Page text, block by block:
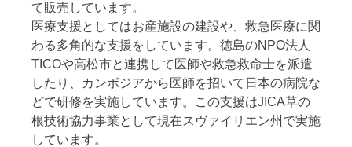
て販売しています。
医療支援としてはお産施設の建設や、救急医療に関
わる多角的な支援をしています。徳島のNPO法人
TICOや高松市と連携して医師や救急救命士を派遣
したり、カンボジアから医師を招いて日本の病院な
どで研修を実施しています。この支援はJICA草の
根技術協力事業として現在スヴァイリエン州で実施
しています。